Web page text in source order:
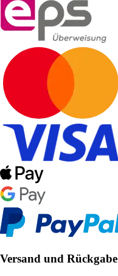
Versand und Rückgabe